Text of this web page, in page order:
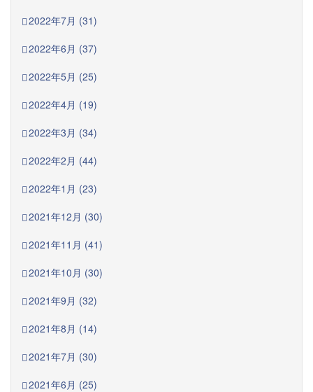
2022年7月 (31)
2022年6月 (37)
2022年5月 (25)
2022年4月 (19)
2022年3月 (34)
2022年2月 (44)
2022年1月 (23)
2021年12月 (30)
2021年11月 (41)
2021年10月 (30)
2021年9月 (32)
2021年8月 (14)
2021年7月 (30)
2021年6月 (25)